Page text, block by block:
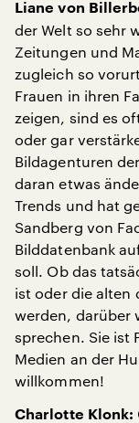
Liane von
der Welt so sehr
Zeitungen und
zugleich so
Frauen in ihren
zeigen, sind es
oder gar
Bildagenturen
daran etwas
Trends und hat
Sandberg von
Bilddatenbank
soll. Ob das
ist oder die alten
werden, darüber
sprechen. Sie ist
Medien an der
willkommen!
Charlotte Klonk: